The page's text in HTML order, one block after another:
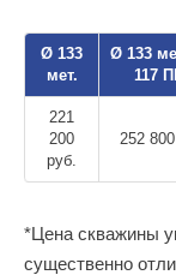
Ø 133
мет.
Ø 133
117
221
200
руб.
252 800
*Цена скважины
существенно